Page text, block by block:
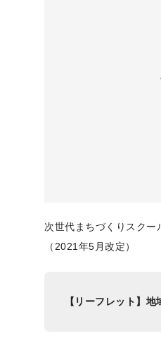
次世代まちづくりスクー
（2021年5月改定）
【リーフレット】